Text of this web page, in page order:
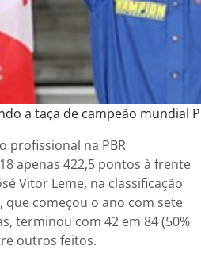
a taça de campeão mundial
profissional na PBR
apenas 422,5 pontos à frente
Vitor Leme, na classificação
que começou o ano com sete
terminou com 42 em 84 (50%
outros feitos.